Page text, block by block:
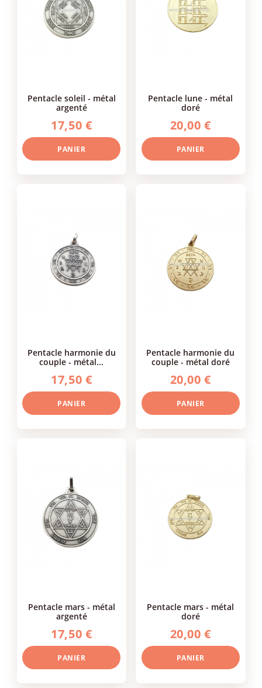
pentacle soleil - métal
argenté
17,50 €
PANIER
pentacle lune - métal
doré
20,00 €
PANIER
pentacle harmonie du
couple - métal...
17,50 €
PANIER
pentacle harmonie du
couple - métal doré
20,00 €
PANIER
pentacle mars - métal
argenté
17,50 €
PANIER
pentacle mars - métal
doré
20,00 €
PANIER